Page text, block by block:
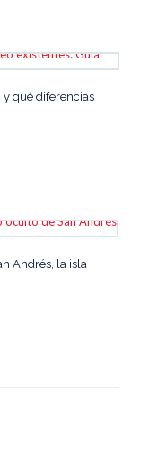
y qué diferencias
Andrés, la isla